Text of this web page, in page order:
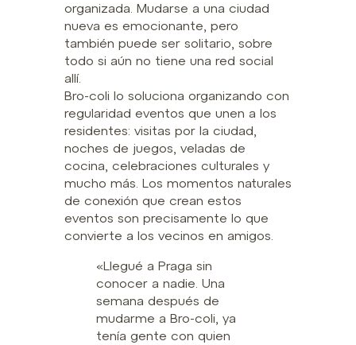
organizada. Mudarse a una ciudad
nueva es emocionante, pero
también puede ser solitario, sobre
todo si aún no tiene una red social
allí.
Bro-coli lo soluciona organizando con
regularidad eventos que unen a los
residentes: visitas por la ciudad,
noches de juegos, veladas de
cocina, celebraciones culturales y
mucho más. Los momentos naturales
de conexión que crean estos
eventos son precisamente lo que
convierte a los vecinos en amigos.
«Llegué a Praga sin
conocer a nadie. Una
semana después de
mudarme a Bro-coli, ya
tenía gente con quien